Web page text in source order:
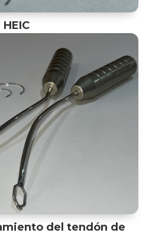
del tendón de